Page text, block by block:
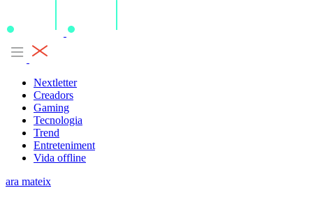
Nextletter
Creadors
Gaming
Tecnologia
Trend
Entreteniment
Vida offline
ara mateix